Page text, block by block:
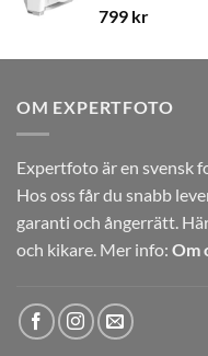
799 kr
OM EXPERTFOTO
Expertfoto är en svensk
Hos oss får du snabb
garanti och ångerrätt.
och kikare. Mer info: Om